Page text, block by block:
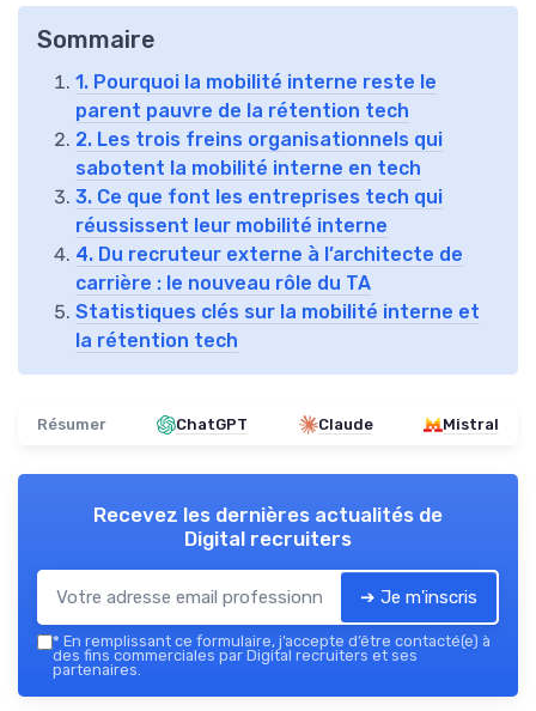
Sommaire
1. Pourquoi la mobilité interne reste le
parent pauvre de la rétention tech
2. Les trois freins organisationnels qui
sabotent la mobilité interne en tech
3. Ce que font les entreprises tech qui
réussissent leur mobilité interne
4. Du recruteur externe à l’architecte de
carrière : le nouveau rôle du TA
Statistiques clés sur la mobilité interne et
la rétention tech
Résumer ChatGPT Claude Mistral
Recevez les dernières actualités de
Digital recruiters
➔ Je m'inscris
* En remplissant ce formulaire, j’accepte d’être contacté(e) à
des fins commerciales par Digital recruiters et ses
partenaires.